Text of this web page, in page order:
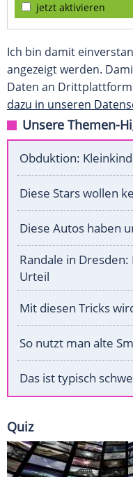
jetzt aktivieren
Ich bin damit
angezeigt werden.
Daten an
dazu in unseren
Unsere Themen-
Obduktion:
Diese Stars wollen
Diese Autos haben
Randale in
Urteil
Mit diesen Tricks
So nutzt man alte
Das ist typisch
Quiz